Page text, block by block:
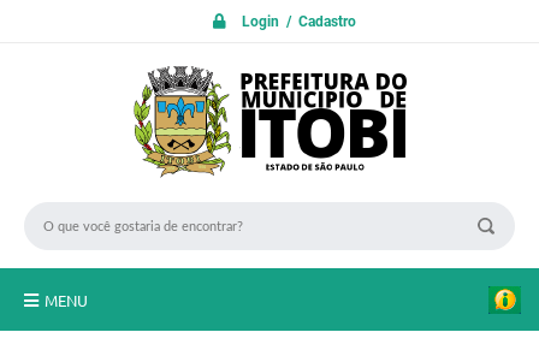
Login / Cadastro
MENU